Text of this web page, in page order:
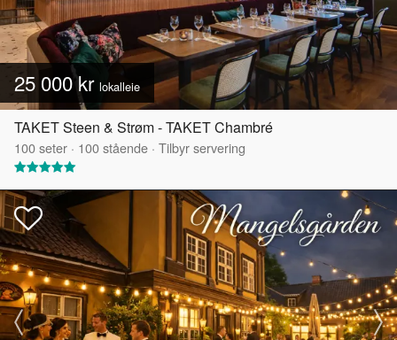
25 000 kr lokalleie
TAKET Steen & Strøm - TAKET Chambré
100seter · 100stående · Tilbyr servering